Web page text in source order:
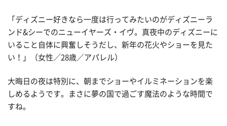
「ディズニー好きなら一度は行ってみたいのがディズニーラ
ンド&シーでのニューイヤーズ・イヴ。真夜中のディズニーに
いること自体に興奮しそうだし、新年の花火やショーを見た
い！」（女性／28歳／アパレル）
大晦日の夜は特別に、朝までショーやイルミネーションを楽
しめるようです。まさに夢の国で過ごす魔法のような時間で
すね。